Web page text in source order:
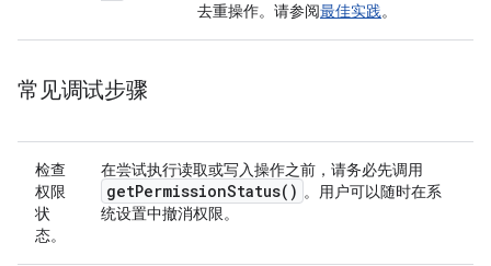
去重操作。请参阅最佳实践。
常见调试步骤
检查
权限
状
态。
在尝试执行读取或写入操作之前，请务必先调用
getPermissionStatus( ) 。用户可以随时在系
统设置中撤消权限。